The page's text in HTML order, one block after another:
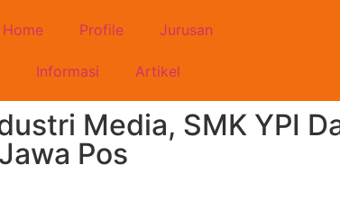
Home Profile Jurusan
Informasi Artikel
Media, SMK YPI
Pos